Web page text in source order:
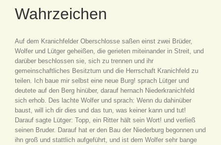
Wahrzeichen
Auf dem Kranichfelder Oberschlosse saßen einst zwei Brüder,
Wolfer und Lütger geheißen, die gerieten miteinander in Streit, und
darüber beschlossen sie, sich zu trennen und ihr
gemeinschaftliches Besitztum und die Herrschaft Kranichfeld zu
teilen. Ich baue mir selbst eine neue Burg! sprach Lütger und
deutete auf den Berg hinüber, darauf hernach Niederkranichfeld
sich erhob. Des lachte Wolfer und sprach: Wenn du dahinüber
baust, will ich dir dies und das tun, was keiner kann und tut!
Darauf sagte Lütger: Topp, ein Ritter hält sein Wort! und verließ
seinen Bruder. Darauf hat er den Bau der Niederburg begonnen und
ihn groß und stattlich aufgeführt, und ist dem Wolfer sehr bange